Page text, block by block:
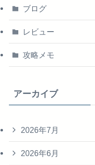
ブログ
レビュー
攻略メモ
アーカイブ
2026年7月
2026年6月